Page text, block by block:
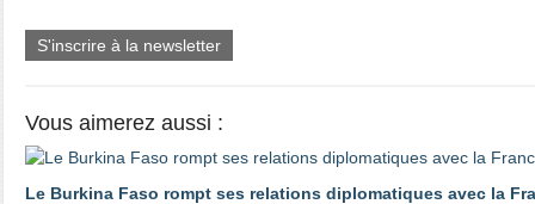
S'inscrire à la newsletter
Vous aimerez aussi :
Le Burkina Faso rompt ses relations diplomatiques avec la